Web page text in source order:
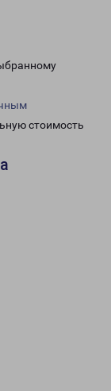
стоимость